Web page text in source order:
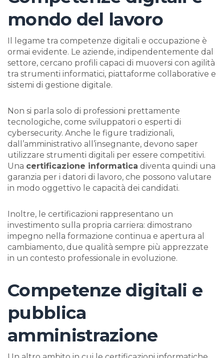
mondo del lavoro
Il legame tra competenze digitali e occupazione è
ormai evidente. Le aziende, indipendentemente dal
settore, cercano profili capaci di muoversi con agilità
tra strumenti informatici, piattaforme collaborative e
sistemi di gestione digitale.
Non si parla solo di professioni prettamente
tecnologiche, come sviluppatori o esperti di
cybersecurity. Anche le figure tradizionali,
dall’amministrativo all’insegnante, devono saper
utilizzare strumenti digitali per essere competitivi.
Una certificazione informatica diventa quindi una
garanzia per i datori di lavoro, che possono valutare
in modo oggettivo le capacità dei candidati.
Inoltre, le certificazioni rappresentano un
investimento sulla propria carriera: dimostrano
impegno nella formazione continua e apertura al
cambiamento, due qualità sempre più apprezzate
in un contesto professionale in evoluzione.
Competenze digitali e
pubblica
amministrazione